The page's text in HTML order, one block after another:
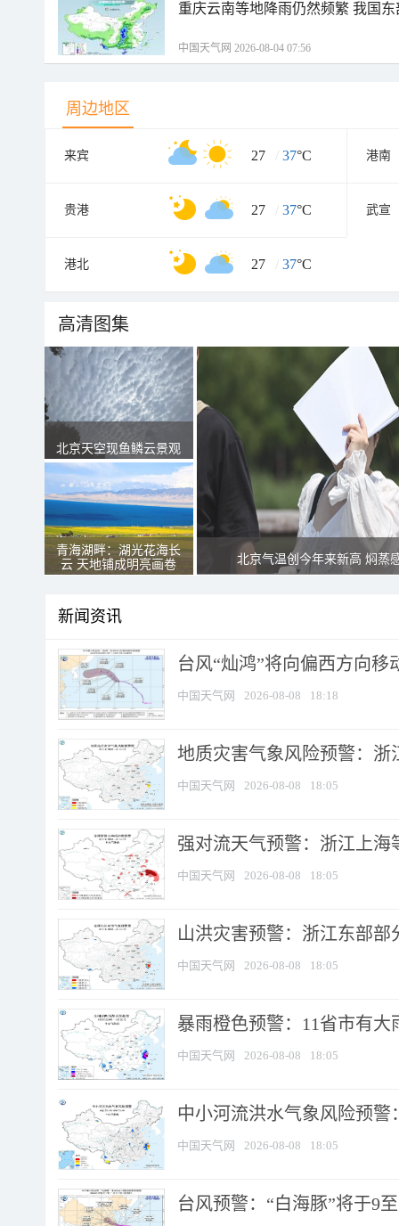
重庆云南等地降雨仍然频繁 我国
中国天气网 2026-08-04 07:56
周边地区
来宾 27 / 37°C 港南
贵港 27 / 37°C 武宣
港北 27 / 37°C
高清图集
北京天空现鱼鳞云景观
青海湖畔：湖光花海长
云 天地铺成明亮画卷
北京气温创今年来新高 焖蒸
新闻资讯
台风“灿鸿”将向偏西方向移
中国天气网 2026-08-08 18:18
地质灾害气象风险预警：
中国天气网 2026-08-08 18:05
强对流天气预警：浙江上海
中国天气网 2026-08-08 18:05
山洪灾害预警：浙江东部
中国天气网 2026-08-08 18:05
暴雨橙色预警：11省市有
中国天气网 2026-08-08 18:05
中小河流洪水气象风险预
中国天气网 2026-08-08 18:05
台风预警：“白海豚”将于9